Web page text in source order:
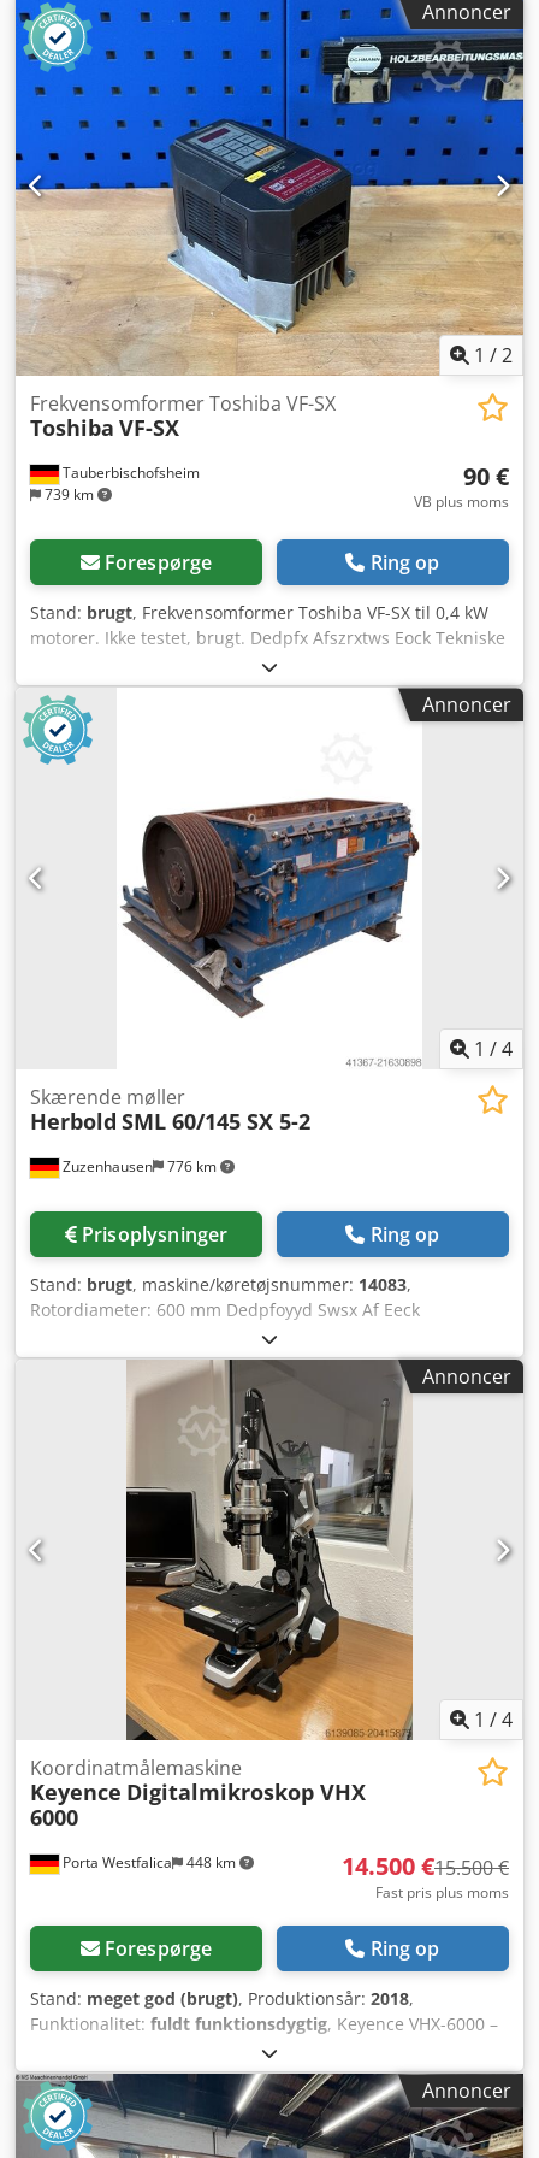
rygbearbejdningsstationer - Hotmelt rygklæbeværk med
integreret forsmelter - Hotmelt sideklæbeværk med
integreret forsmelter - PUR rygklæbeværk med integreret
tøndeforsmeltesystem - PUR / Hotmelt opvarmnings- og
rengøringsstation - Forskæringsstation VSS til produktion
af omslagsbrochurer i én arbejdsgang - Roterende
omslagslægger - Rilningsstation med 2 og 4 riller 2
presningsstationer - Udstyr til små formater (min. 140 x 75
x 2 mm) - Udløbskanal - Nedlægningsenhed
Annoncer
1 /2
Tauberbischofsheim
739 km
Frekvensomformer Toshiba VF-SX
Toshiba VF-SX
90 €
VB plus moms
Forespørge Ring op
Stand: brugt, Frekvensomformer Toshiba VF-SX til 0,4 kW
motorer. Ikke testet, brugt. Dedpfx Afszrxtws Eock Tekniske
data: - Tekniske specifikationer: Se billederne.
Annoncer
1 /4
Zuzenhausen 776 km
Skærende møller
Herbold SML 60/145 SX 5-2
Prisoplysninger Ring op
Stand: brugt, maskine/køretøjsnummer: 14083,
Rotordiameter: 600 mm Dedpfoyyd Swsx Af Eeck
Rotorbredde: 1450 mm Rotorknive: 5 rækker Stator-knive: 2
rækker Indløbstværsnit ca. 1450 x 700 mm Drivmotor: 75
Annoncer
1 /4
Porta Westfalica 448 km
Koordinatmålemaskine
Keyence Digitalmikroskop VHX
6000
14.500 €15.500 €
Fast pris plus moms
Forespørge Ring op
Stand: meget god (brugt), Produktionsår: 2018,
Funktionalitet: fuldt funktionsdygtig, Keyence VHX-6000 –
Ydeevnedigitalmikroskop til industrielle applikationer,
forskning og kvalitetssikring. Stand: Brugt, meget god
stand, fuldt funktionsdygtig. Ikke-ryger miljø, ingen skader.
✅ Tekniske data: Forstørrelse: 0,1× til 5.000× (nuværende
konfiguration op til 2.500×) Billedopløsning: op til 4.800 ×
Annoncer